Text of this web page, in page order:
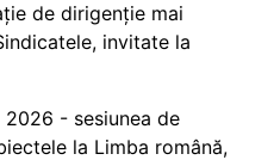
de dirigenție mai
invitate la
2026 - sesiunea de
la Limba română,